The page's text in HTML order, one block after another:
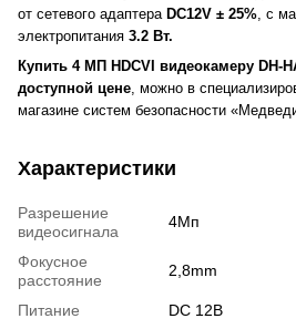
от сетевого адаптера DC12V ± 25% , с
электропитания 3.2 Вт.
Купить 4 МП HDCVI видеокамеру DH-
доступной цене , можно в
магазине систем безопасности
Характеристики
Разрешение
видеосигнала
4Мп
Фокусное
расстояние
2,8mm
Питание
DC 12В